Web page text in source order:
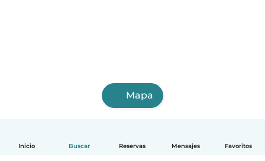
Inicio Buscar Reservas Mensajes Favoritos
Mapa